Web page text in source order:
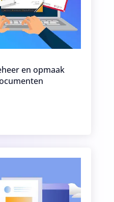
en opmaak